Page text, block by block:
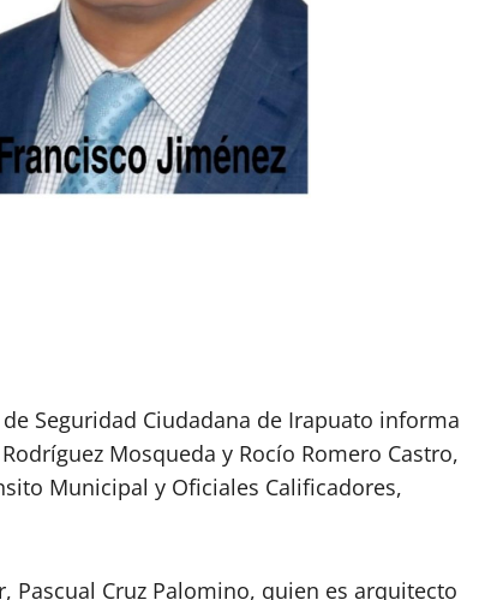
de Seguridad Ciudadana de Irapuato informa
Mosqueda y Rocío Romero Castro,
Municipal y Oficiales Calificadores,
Cruz Palomino, quien es arquitecto